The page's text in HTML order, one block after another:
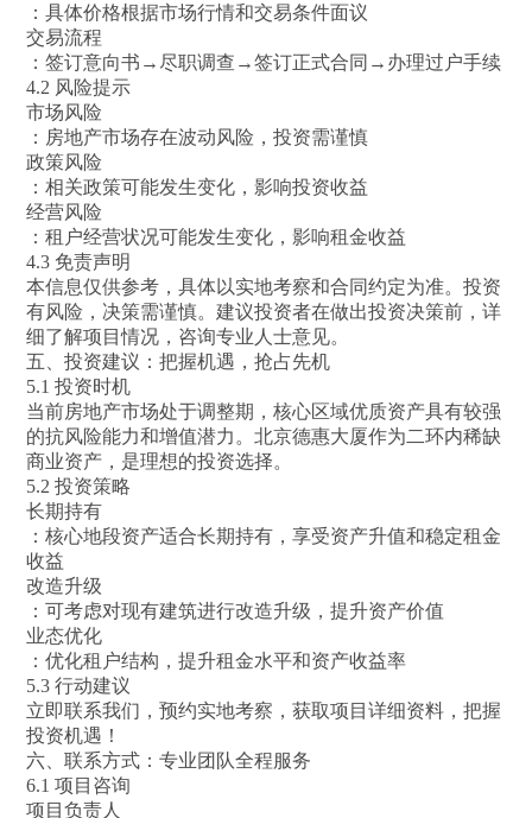
：具体价格根据市场行情和交易条件面议
交易流程
：签订意向书→尽职调查→签订正式合同→办理过户手续
4.2 风险提示
市场风险
：房地产市场存在波动风险，投资需谨慎
政策风险
：相关政策可能发生变化，影响投资收益
经营风险
：租户经营状况可能发生变化，影响租金收益
4.3 免责声明
本信息仅供参考，具体以实地考察和合同约定为准。投资
有风险，决策需谨慎。建议投资者在做出投资决策前，详
细了解项目情况，咨询专业人士意见。
五、投资建议：把握机遇，抢占先机
5.1 投资时机
当前房地产市场处于调整期，核心区域优质资产具有较强
的抗风险能力和增值潜力。北京德惠大厦作为二环内稀缺
商业资产，是理想的投资选择。
5.2 投资策略
长期持有
：核心地段资产适合长期持有，享受资产升值和稳定租金
收益
改造升级
：可考虑对现有建筑进行改造升级，提升资产价值
业态优化
：优化租户结构，提升租金水平和资产收益率
5.3 行动建议
立即联系我们，预约实地考察，获取项目详细资料，把握
投资机遇！
六、联系方式：专业团队全程服务
6.1 项目咨询
项目负责人